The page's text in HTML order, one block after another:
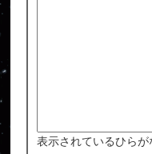
表示されているひら